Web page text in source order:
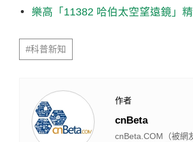
樂高「11382 哈伯太空望遠鏡」
#科普新知
作者
cnBeta
cnBeta.COM（被網